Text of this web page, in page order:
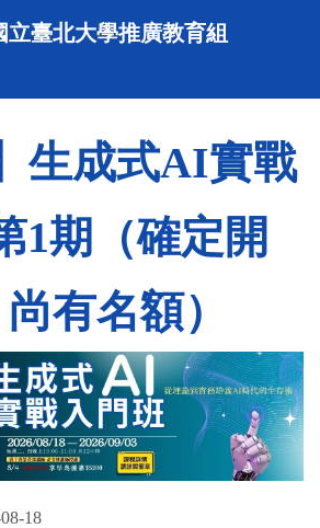
立臺北大學推廣教育組
生成式AI實戰
1期（確定開
有名額）
18